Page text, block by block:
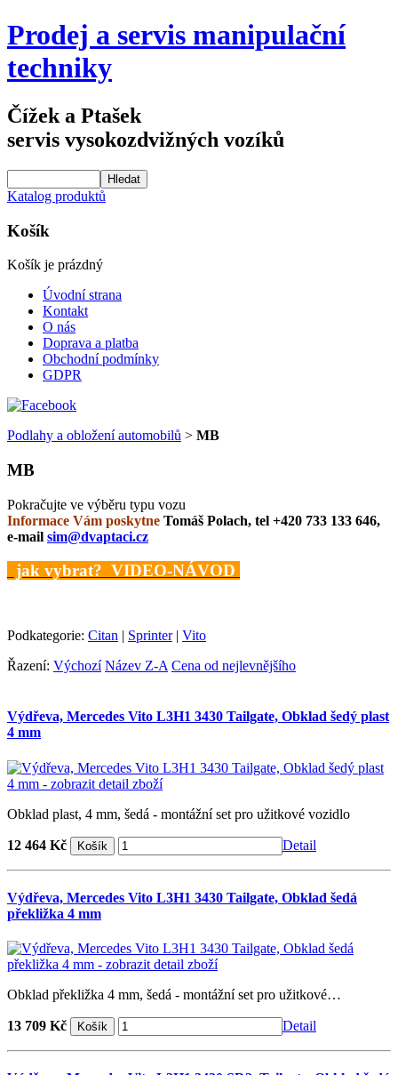
Prodej a servis manipulační
techniky
Čížek a Ptašek
servis vysokozdvižných vozíků
Katalog produktů
Košík
Košík je prázdný
Úvodní strana
Kontakt
O nás
Doprava a platba
Obchodní podmínky
GDPR
Podlahy a obložení automobilů > MB
MB
Pokračujte ve výběru typu vozu
Informace Vám poskytne Tomáš Polach, tel +420 733 133 646,
e-mail sim@dvaptaci.cz
jak vybrat? VIDEO-NÁVOD
Podkategorie: Citan | Sprinter| Vito
Řazení: Výchozí Název Z-A Cena od nejlevnějšího
Výdřeva, Mercedes Vito L3H1 3430 Tailgate, Obklad šedý plast
4 mm
Obklad plast, 4 mm, šedá - montážní set pro užitkové vozidlo
12 464 Kč Detail
Výdřeva, Mercedes Vito L3H1 3430 Tailgate, Obklad šedá
překližka 4 mm
Obklad překližka 4 mm, šedá - montážní set pro užitkové…
13 709 Kč Detail